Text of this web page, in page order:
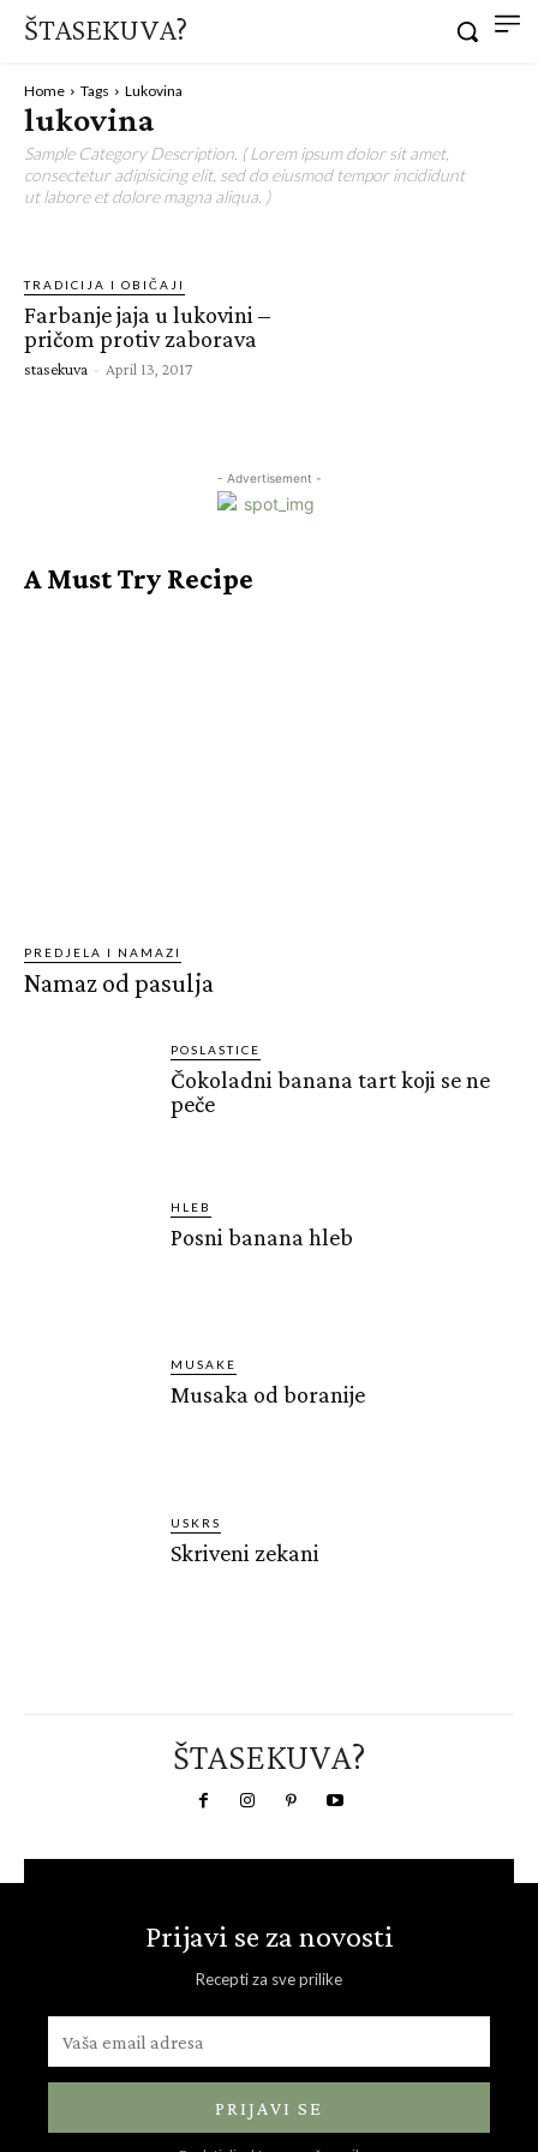
ŠTASEKUVA?
Home Tags Lukovina
lukovina
Sample Category Description. ( Lorem ipsum dolor sit amet,
consectetur adipisicing elit, sed do eiusmod tempor incididunt
ut labore et dolore magna aliqua. )
TRADICIJA I OBIČAJI
Farbanje jaja u lukovini –
pričom protiv zaborava
stasekuva - April 13, 2017
- Advertisement -
A Must Try Recipe
PREDJELA I NAMAZI
Namaz od pasulja
POSLASTICE
Čokoladni banana tart koji se ne
peče
HLEB
Posni banana hleb
MUSAKE
Musaka od boranije
USKRS
Skriveni zekani
ŠTASEKUVA?
Prijavi se za novosti
Recepti za sve prilike
PRIJAVI SE